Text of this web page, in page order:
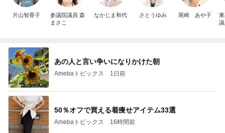
片山智香子
参議院議員 森
まさこ
なかじま和代 さとうゆみ 尾崎 あや子
あの人と言い争いになりかけた朝
Amebaトピックス 1日前
50％オフで買える着痩せアイテム33選
Amebaトピックス 16時間前